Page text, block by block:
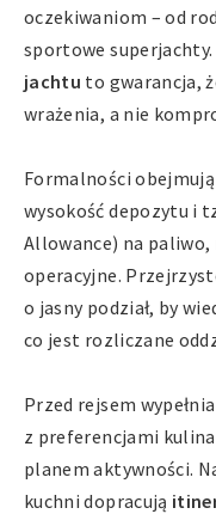
oczekiwaniom – od
sportowe superjachty.
jachtu to gwarancja,
wrażenia, a nie
Formalności
wysokość depozytu i
Allowance) na
operacyjne.
o jasny podział, by
co jest rozliczane
Przed rejsem
z preferencjami
planem aktywności.
kuchni dopracują